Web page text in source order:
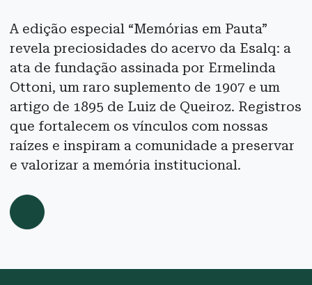
A edição especial “Memórias em Pauta”
revela preciosidades do acervo da Esalq: a
ata de fundação assinada por Ermelinda
Ottoni, um raro suplemento de 1907 e um
artigo de 1895 de Luiz de Queiroz. Registros
que fortalecem os vínculos com nossas
raízes e inspiram a comunidade a preservar
e valorizar a memória institucional.